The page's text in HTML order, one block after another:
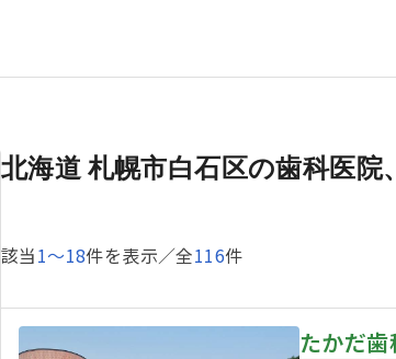
北海道 札幌市白石区の歯科医院
該当1〜18件を表示／全116件
たかだ